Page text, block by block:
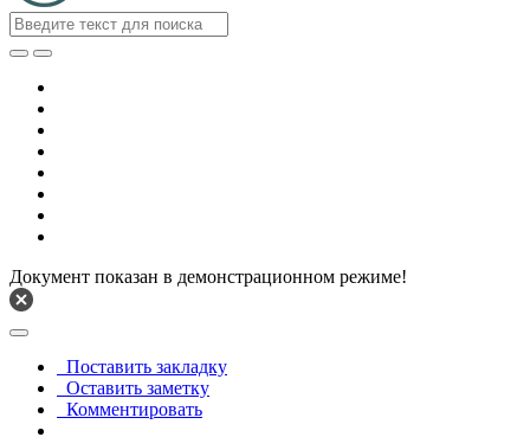
Документ показан в демонстрационном режиме!
Поставить закладку
Оставить заметку
Комментировать